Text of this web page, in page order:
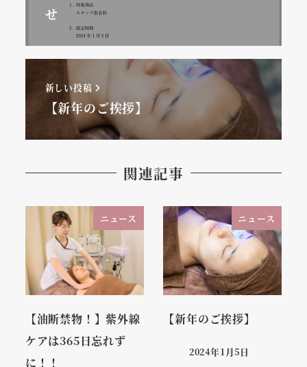
せ
新しい投稿
【新年のご挨拶】
関連記事
ニュース
【油断禁物！】紫外線
ケアは365日忘れず
に！！
ニュース
【新年のご挨拶】
2024年1月5日